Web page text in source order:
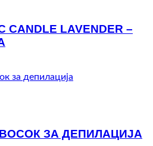
CANDLE LAVENDER –
ВОСОК ЗА ДЕПИЛАЦИЈА